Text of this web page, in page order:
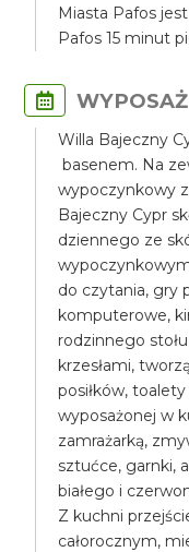
Miasta Pafos
Pafos 15 minut
Willa Bajeczny
basenem. Na
wypoczynkowy
Bajeczny Cypr
dziennego ze
do czytania, gry
komputerowe,
rodzinnego
krzesłami,
posiłków,
wyposażonej w
zamrażarką,
sztućce, garnki,
białego i
Z kuchni
całorocznym,